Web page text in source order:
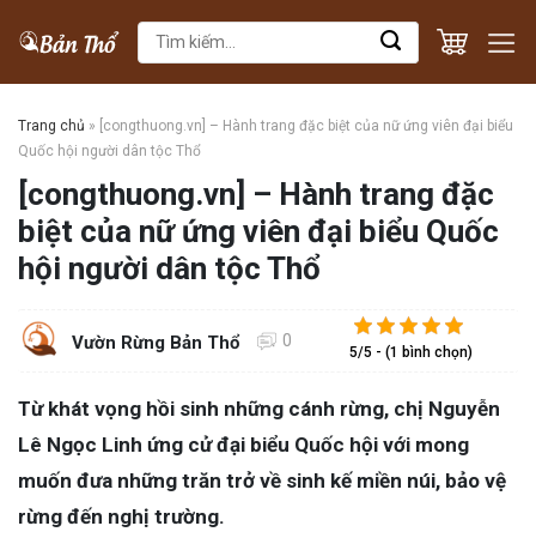
content
Tìm
kiếm:
Trang chủ » [congthuong.vn] – Hành trang đặc biệt của nữ ứng viên đại biểu
Quốc hội người dân tộc Thổ
[congthuong.vn] – Hành trang đặc
biệt của nữ ứng viên đại biểu Quốc
hội người dân tộc Thổ
Vườn Rừng Bản Thổ 0
5/5 - (1 bình chọn)
Từ khát vọng hồi sinh những cánh rừng, chị Nguyễn
Lê Ngọc Linh ứng cử đại biểu Quốc hội với mong
muốn đưa những trăn trở về sinh kế miền núi, bảo vệ
rừng đến nghị trường.